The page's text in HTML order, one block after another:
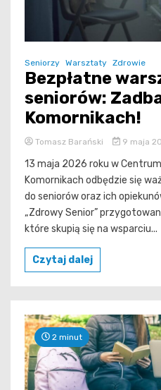
Seniorzy Warsztaty Zdrowie
Bezpłatne
seniorów:
Komornikach!
Tomasz Barański 9 maja
13 maja 2026 roku w
Komornikach odbędzie się
do seniorów oraz ich
„Zdrowy Senior”
które skupią się na wsparciu...
Czytaj dalej
2 minut